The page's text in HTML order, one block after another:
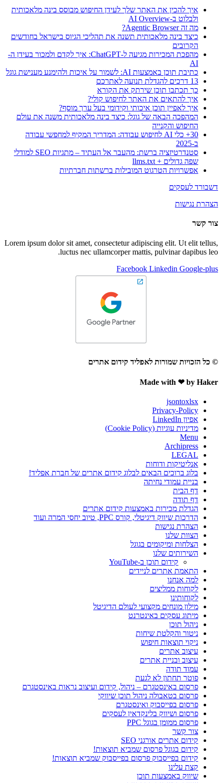
איך להכין את האתר שלך לעידן החיפוש מבוסס בינה מלאכותית
ולבלוט ב-AI Overview
מה זה Agentic Browser?
כיצד בינה מלאכותית תשנה את תהליכי הגיוס בישראל בחודשים
הקרובים
מהפכת המכירות מגיעה ל-ChatGPT: איך לקדם ולמכור בעידן ה-
AI
כתיבת תוכן באמצעות AI: לשמור על איכות ולהימנע מענישת גוגל
13 דרכים להגדלת תנועה לאתרכם
כך תכתבו תוכן שירתק את הקורא
איך להתאים את האתר לחיפוש קולי?
איך לאפיין תוכן איכותי וקידומי בעל ערך מוסף?
המהפכה הבאה של גוגל: כיצד בינה מלאכותית משנה את עולם
החיפוש והקנייה
30+ כלי AI לחיפוש עבודה: המדריך המקיף למחפשי עבודה
ב-2025
סטנדרטיזציה ברשת: מהעבר אל העתיד – מתגיות SEO למודלי
שפה גדולים + llms.txt
אפשרויות הטרגוט המובילות ברשתות חברתיות
דשבורד לעסקים
הצהרת נגישות
צור קשר
Lorem ipsum dolor sit amet, consectetur adipiscing elit. Ut elit tellus,
luctus nec ullamcorper mattis, pulvinar dapibus leo.
Facebook Linkedin Google-plus
© כל הזכויות שמורות לאפליד קידום אתרים
Made with ❤ by Haker
jsontoxlsx
Privacy-Policy
אפיון LinkedIn
מדיניות עוגיות (Cookie Policy)
Menu
Archipress
LEGAL
אנליטיקות ודוחות
בלוג ברוכים הבאים לבלוג קידום אתרים של חברת אפליד!
בניית עמודי נחיתה
דף הבית
דף תודה
הגדלת מכירות באמצעות קידום אתרים
הדרכות שיווק דיגיטלי, קורס PPC, טיוב יחסי המרה ועוד
הצהרת נגישות
הצוות שלנו
הצלחות ומיקומים בגוגל
השירותים שלנו
קידום תוכן ב-YouTube
התאמת אתרים לניידים
למה אנחנו
לקוחות ממליצים
לקוחותינו
מילון מונחים מקצועי לעולם הדיגיטל
מיתוג עסקים באינטרנט
ניהול תוכן
ניטור והקלטת שיחות
ניקוי תוצאות חיפוש
עיצוב אתרים
עיצוב ובניית אתרים
עמוד תודה
פוטר תחתון לא לגעת
פרסום באינסטגרם – ניהול, קידום ועיצוב נראות באינסטגרם
פרסום בטאבולה ניהול תוכן שיווקי
פרסום בפייסבוק ואינסטגרם
פרסום ושיווק בלינקדאין לעסקים
פרסום ממומן בגוגל PPC
צור קשר
קידום אתרים אורגני SEO
קידום בגוגל פרסום שמביא תוצאות!
קידום בפייסבוק פרסום בפייסבוק שמביא תוצאות!
קצת עלינו
שיווק באמצעות תוכן